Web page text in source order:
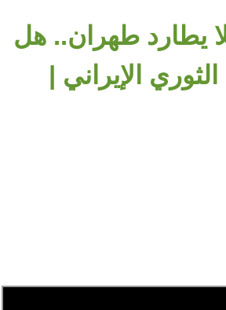
يطارد طهران.. هل
الإيراني |